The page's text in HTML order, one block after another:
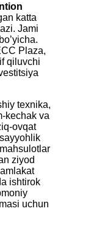
katta
Jami
Plaza,
qiluvchi
texnika,
kechak va
ovqat
ziyod
ishtirok
uchun